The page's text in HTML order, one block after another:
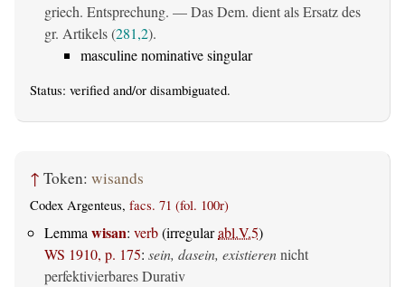
griech. Entsprechung. — Das Dem. dient als Ersatz des
gr. Artikels (281,2).
masculine nominative singular
Status: verified and/or disambiguated.
↑ Token: wisands
Codex Argenteus, facs. 71 (fol. 100r)
Lemma wisan: verb(irregularabl.V.5)
WS 1910, p. 175: sein, dasein, existierennicht
perfektivierbares Durativ